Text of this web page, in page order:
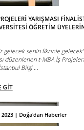
2023 | Doğa'dan Haberler
YARIŞMASI
ÖĞRETİM
gelecek senin fikrinle
düzenlenen t-MBA İş Projeleri
Bilgi ...
GİT